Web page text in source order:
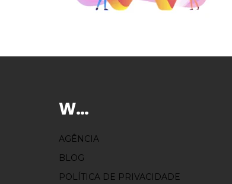
W…
AGÊNCIA
BLOG
POLÍTICA DE PRIVACIDADE